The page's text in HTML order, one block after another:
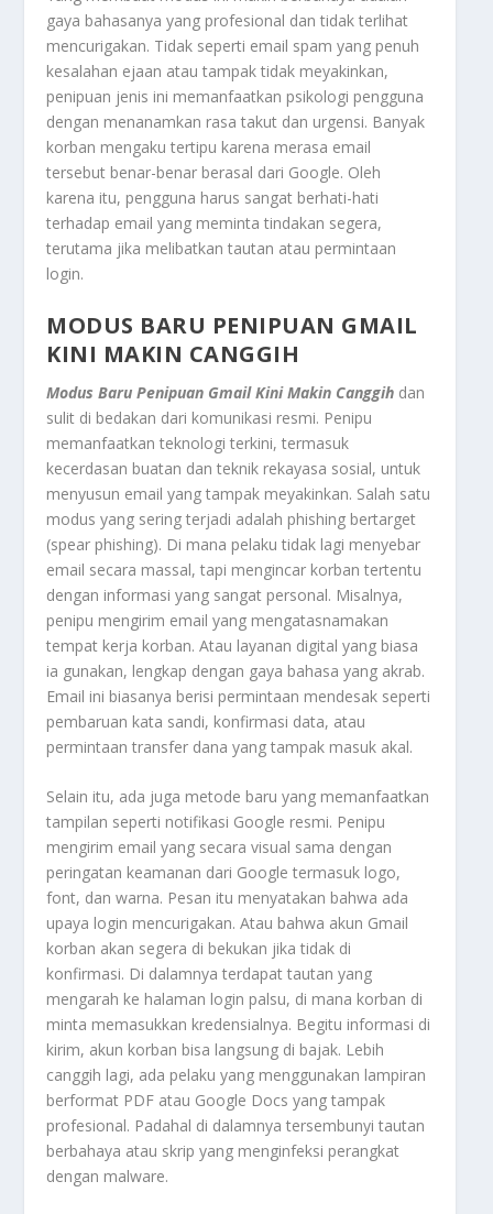
gaya bahasanya yang profesional dan tidak terlihat
mencurigakan. Tidak seperti email spam yang penuh
kesalahan ejaan atau tampak tidak meyakinkan,
penipuan jenis ini memanfaatkan psikologi pengguna
dengan menanamkan rasa takut dan urgensi. Banyak
korban mengaku tertipu karena merasa email
tersebut benar-benar berasal dari Google. Oleh
karena itu, pengguna harus sangat berhati-hati
terhadap email yang meminta tindakan segera,
terutama jika melibatkan tautan atau permintaan
login.
MODUS BARU PENIPUAN GMAIL
KINI MAKIN CANGGIH
Modus Baru Penipuan Gmail Kini Makin Canggih dan
sulit di bedakan dari komunikasi resmi. Penipu
memanfaatkan teknologi terkini, termasuk
kecerdasan buatan dan teknik rekayasa sosial, untuk
menyusun email yang tampak meyakinkan. Salah satu
modus yang sering terjadi adalah phishing bertarget
(spear phishing). Di mana pelaku tidak lagi menyebar
email secara massal, tapi mengincar korban tertentu
dengan informasi yang sangat personal. Misalnya,
penipu mengirim email yang mengatasnamakan
tempat kerja korban. Atau layanan digital yang biasa
ia gunakan, lengkap dengan gaya bahasa yang akrab.
Email ini biasanya berisi permintaan mendesak seperti
pembaruan kata sandi, konfirmasi data, atau
permintaan transfer dana yang tampak masuk akal.
Selain itu, ada juga metode baru yang memanfaatkan
tampilan seperti notifikasi Google resmi. Penipu
mengirim email yang secara visual sama dengan
peringatan keamanan dari Google termasuk logo,
font, dan warna. Pesan itu menyatakan bahwa ada
upaya login mencurigakan. Atau bahwa akun Gmail
korban akan segera di bekukan jika tidak di
konfirmasi. Di dalamnya terdapat tautan yang
mengarah ke halaman login palsu, di mana korban di
minta memasukkan kredensialnya. Begitu informasi di
kirim, akun korban bisa langsung di bajak. Lebih
canggih lagi, ada pelaku yang menggunakan lampiran
berformat PDF atau Google Docs yang tampak
profesional. Padahal di dalamnya tersembunyi tautan
berbahaya atau skrip yang menginfeksi perangkat
dengan malware.